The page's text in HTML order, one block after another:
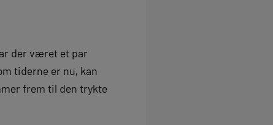
der været et par
tiderne er nu, kan
frem til den trykte